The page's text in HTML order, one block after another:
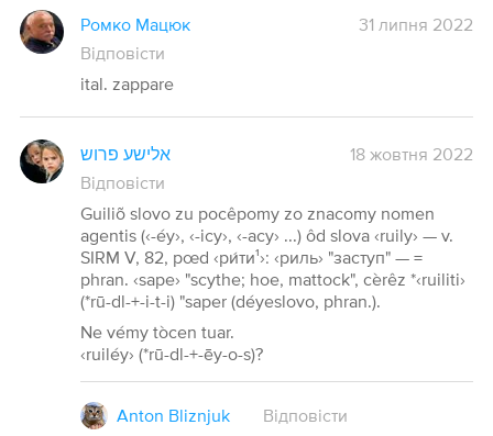
Ромко Мацюк
31 липня 2022
Відповісти
ital. zappare
אלישע פרוש
18 жовтня 2022
Відповісти
Guiliõ slovo zu pocêpomy zo znacomy nomen
agentis (‹-éy›, ‹-icy›, ‹-acy› ...) ôd slova ‹ruily› — v.
SIRM V, 82, pœd ‹ри́ти¹›: ‹риль› "заступ" — =
phran. ‹sape› "scythe; hoe, mattock", cèrêz *‹ruiliti›
(*rū-dl-+-i-t-i) "saper (déyeslovo, phran.).
Ne vémy tòcen tuar.
‹ruiléy› (*rū-dl-+-ēy-o-s)?
Anton Bliznjuk
Відповісти